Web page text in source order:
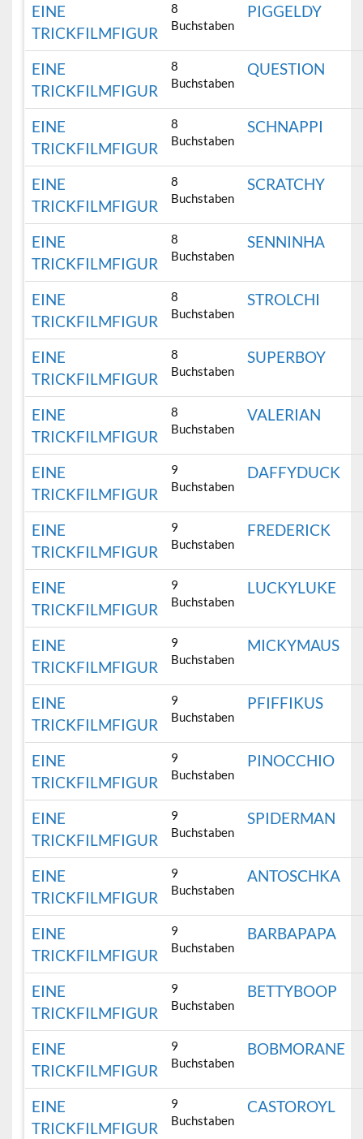
EINE
TRICKFILMFIGUR
8
Buchstaben
PIGGELDY
EINE
TRICKFILMFIGUR
8
Buchstaben
QUESTION
EINE
TRICKFILMFIGUR
8
Buchstaben
SCHNAPPI
EINE
TRICKFILMFIGUR
8
Buchstaben
SCRATCHY
EINE
TRICKFILMFIGUR
8
Buchstaben
SENNINHA
EINE
TRICKFILMFIGUR
8
Buchstaben
STROLCHI
EINE
TRICKFILMFIGUR
8
Buchstaben
SUPERBOY
EINE
TRICKFILMFIGUR
8
Buchstaben
VALERIAN
EINE
TRICKFILMFIGUR
9
Buchstaben
DAFFYDUCK
EINE
TRICKFILMFIGUR
9
Buchstaben
FREDERICK
EINE
TRICKFILMFIGUR
9
Buchstaben
LUCKYLUKE
EINE
TRICKFILMFIGUR
9
Buchstaben
MICKYMAUS
EINE
TRICKFILMFIGUR
9
Buchstaben
PFIFFIKUS
EINE
TRICKFILMFIGUR
9
Buchstaben
PINOCCHIO
EINE
TRICKFILMFIGUR
9
Buchstaben
SPIDERMAN
EINE
TRICKFILMFIGUR
9
Buchstaben
ANTOSCHKA
EINE
TRICKFILMFIGUR
9
Buchstaben
BARBAPAPA
EINE
TRICKFILMFIGUR
9
Buchstaben
BETTYBOOP
EINE
TRICKFILMFIGUR
9
Buchstaben
BOBMORANE
EINE
TRICKFILMFIGUR
9
Buchstaben
CASTOROYL